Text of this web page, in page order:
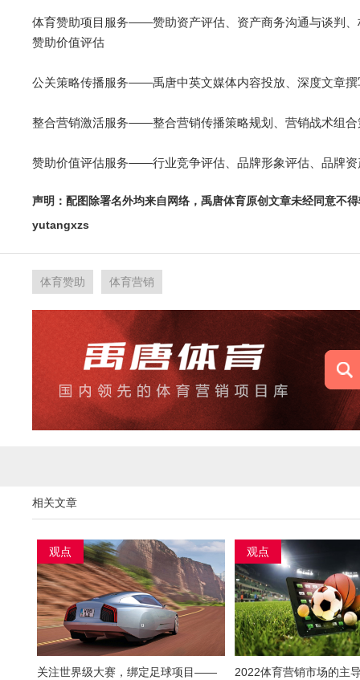
体育赞助项目服务——赞助资产评估、资产商务沟通与谈判
赞助价值评估
公关策略传播服务——禹唐中英文媒体内容投放、深度文章撰
整合营销激活服务——整合营销传播策略规划、营销战术组
赞助价值评估服务——行业竞争评估、品牌形象评估、品牌资
声明：配图除署名外均来自网络，禹唐体育原创文章未经同意不
yutangxzs
体育赞助 体育营销
相关文章
观点
关注世界级大赛，绑定足球项目——
观点
2022体育营销市场的主